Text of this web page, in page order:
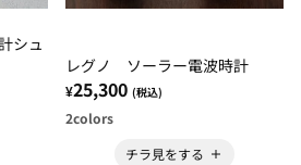
シュ
レグノ ソーラー電波時計
¥25,300 (税込)
2colors
チラ見をする